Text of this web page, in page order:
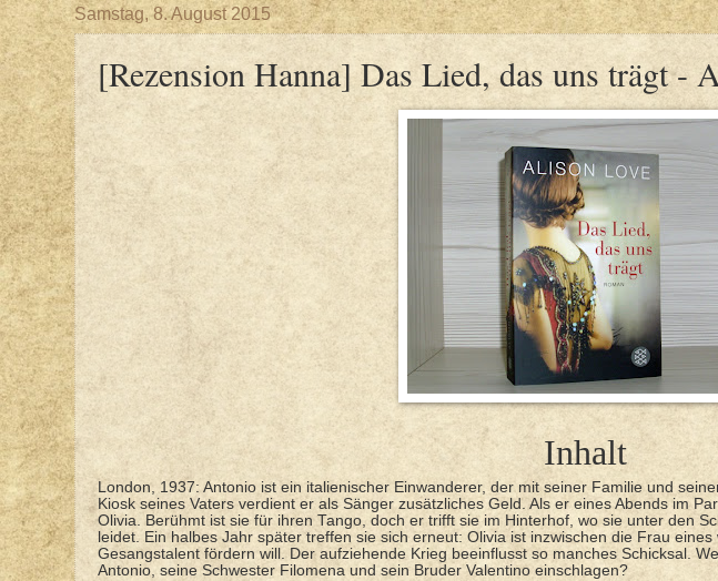
Samstag, 8. August 2015
[Rezension Hanna] Das Lied, das uns trägt -
Inhalt
London, 1937: Antonio ist ein italienischer Einwanderer, der mit seiner Familie und
Kiosk seines Vaters verdient er als Sänger zusätzliches Geld. Als er eines Abends im
Olivia. Berühmt ist sie für ihren Tango, doch er trifft sie im Hinterhof, wo sie unter den
leidet. Ein halbes Jahr später treffen sie sich erneut: Olivia ist inzwischen die Frau
Gesangstalent fördern will. Der aufziehende Krieg beeinflusst so manches Schicksal.
Antonio, seine Schwester Filomena und sein Bruder Valentino einschlagen?